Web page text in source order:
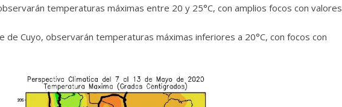
temperaturas máximas entre 20 y 25°C, con amplios focos con valores
de Cuyo, observarán temperaturas máximas inferiores a 20°C, con focos con